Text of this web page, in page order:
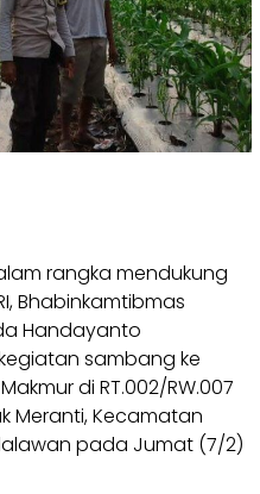
rangka mendukung
Bhabinkamtibmas
Handayanto
sambang ke
di RT.002/RW.007
Meranti, Kecamatan
pada Jumat (7/2)